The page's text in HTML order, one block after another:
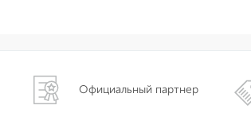
Официальный партнер